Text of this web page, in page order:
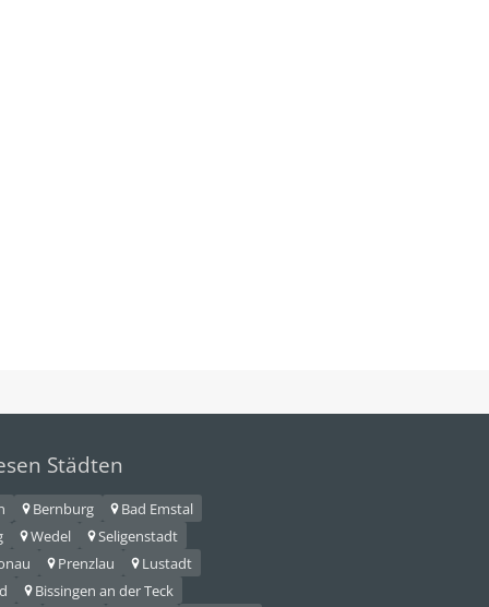
Städten
Bernburg
Bad Emstal
Wedel
Seligenstadt
Prenzlau
Lustadt
Bissingen an der Teck